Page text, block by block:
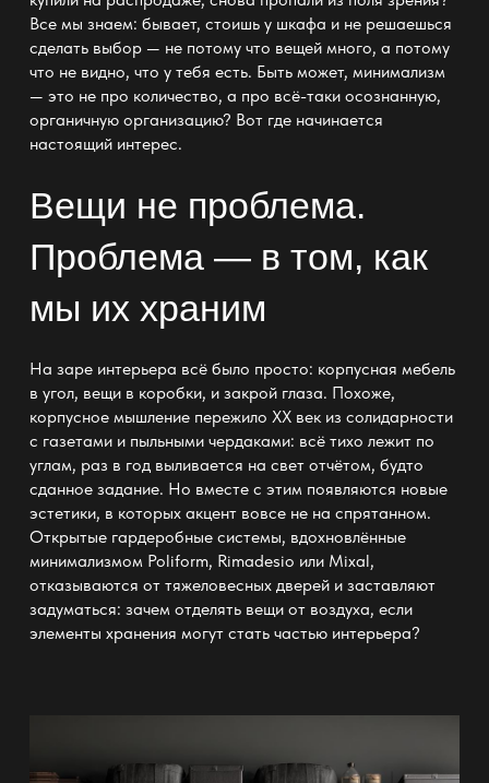
Все мы знаем: бывает, стоишь у шкафа и не решаешься
сделать выбор — не потому что вещей много, а потому
что не видно, что у тебя есть. Быть может, минимализм
— это не про количество, а про всё-таки осознанную,
органичную организацию? Вот где начинается
настоящий интерес.
Вещи не проблема.
Проблема — в том, как
мы их храним
На заре интерьера всё было просто: корпусная мебель
в угол, вещи в коробки, и закрой глаза. Похоже,
корпусное мышление пережило XX век из солидарности
с газетами и пыльными чердаками: всё тихо лежит по
углам, раз в год выливается на свет отчётом, будто
сданное задание. Но вместе с этим появляются новые
эстетики, в которых акцент вовсе не на спрятанном.
Открытые гардеробные системы, вдохновлённые
минимализмом Poliform, Rimadesio или Mixal,
отказываются от тяжеловесных дверей и заставляют
задуматься: зачем отделять вещи от воздуха, если
элементы хранения могут стать частью интерьера?